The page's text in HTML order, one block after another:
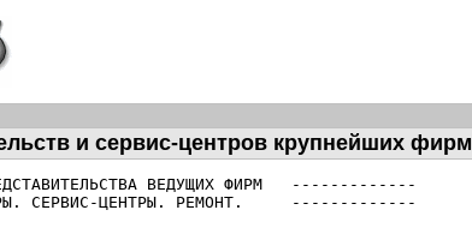
и сервис-центров крупнейших фирм
ВЕДУЩИХ ФИРМ   -------------
СЕРВИС-ЦЕНТРЫ. РЕМОНТ.     -------------